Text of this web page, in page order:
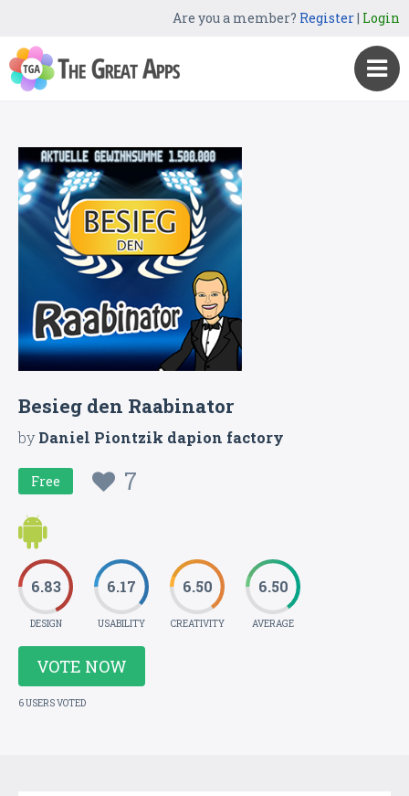
Are you a member? Register| Login
Besieg den Raabinator
byDaniel Piontzik dapion factory
Free 7
6.83
DESIGN
6.17
USABILITY
6.50
CREATIVITY
6.50
AVERAGE
VOTE NOW
6 USERS VOTED